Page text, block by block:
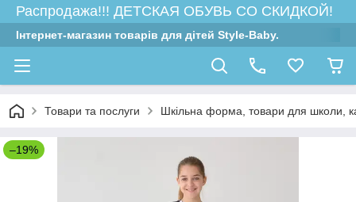
Распродажа!!! ДЕТСКАЯ ОБУВЬ СО СКИДКОЙ!
Інтернет-магазин товарів для дітей Style-Baby.
Товари та послуги Шкільна форма, товари для школи,
–19%